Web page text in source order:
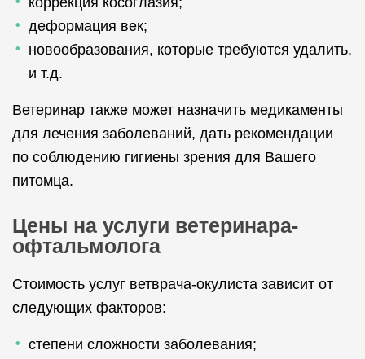
деформация век;
новообразования, которые требуются удалить,
и т.д.
Ветеринар также может назначить медикаменты
для лечения заболеваний, дать рекомендации
по соблюдению гигиены зрения для Вашего
питомца.
Цены на услуги ветеринара-
офтальмолога
Стоимость услуг ветврача-окулиста зависит от
следующих факторов:
степени сложности заболевания;